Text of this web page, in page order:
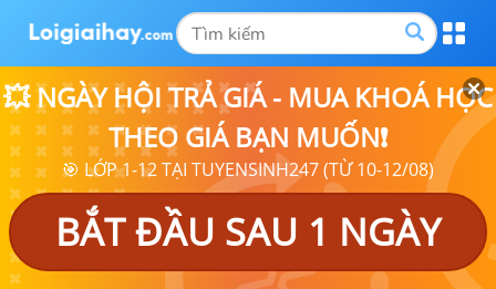
💥 NGÀY HỘI TRẢ GIÁ - MUA KHOÁ HỌC
THEO GIÁ BẠN MUỐN❗
🎯 LỚP 1-12 TẠI TUYENSINH247 (TỪ 10-12/08)
BẮT ĐẦU SAU 1 NGÀY